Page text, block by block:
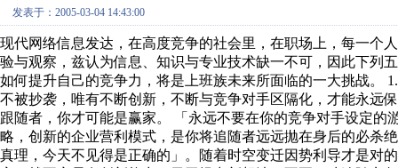
发表于：2005-03-04 14:43:00
现代网络信息发达，在高度竞争的社会里，在职场上，每一个
验与观察，兹认为信息、知识与专业技术缺一不可，因此下列
如何提升自己的竞争力，将是上班族未来所面临的一大挑战。
不被抄袭，唯有不断创新，不断与竞争对手区隔化，才能永远
跟随者，你才可能是赢家。 「永远不要在你的竞争对手设定
略，创新的企业营利模式，是你将追随者远远抛在身后的必杀
真理，今天不见得是正确的」。随着时空变迁因势利导才是对